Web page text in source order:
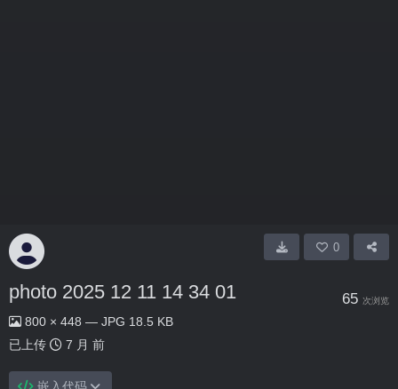
0
photo 2025 12 11 14 34 01 65 次浏览
800 × 448 — JPG 18.5 KB
已上传
7 月 前